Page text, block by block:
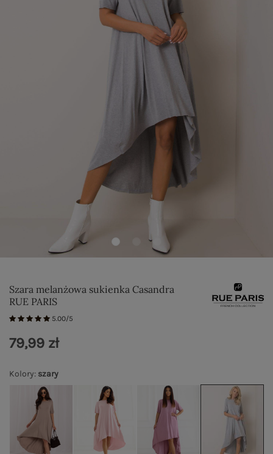
Szara melanżowa sukienka Casandra
RUE PARIS
5.00/5
Kolory: szary
79,99 zł